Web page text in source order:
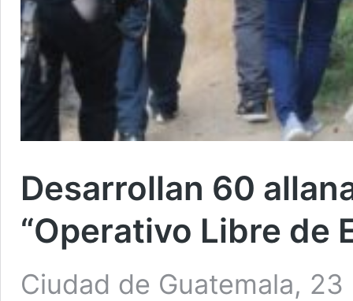
Desarrollan 60
“Operativo Libre de
Ciudad de Guatemala,